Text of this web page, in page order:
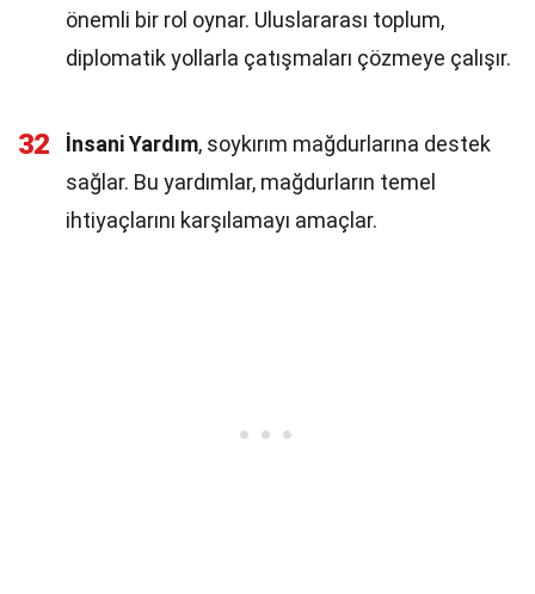
önemli bir rol oynar. Uluslararası toplum,
diplomatik yollarla çatışmaları çözmeye çalışır.
32 İnsani Yardım, soykırım mağdurlarına destek
sağlar. Bu yardımlar, mağdurların temel
ihtiyaçlarını karşılamayı amaçlar.